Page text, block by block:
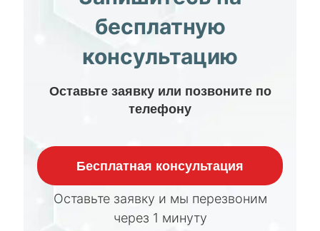
бесплатную
консультацию
Оставьте заявку или позвоните по
телефону
Бесплатная консультация
Оставьте заявку и мы перезвоним
через 1 минуту